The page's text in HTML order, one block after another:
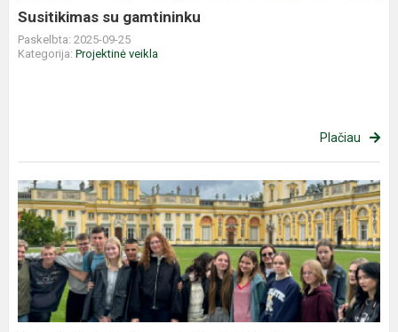
Susitikimas su gamtininku
Paskelbta: 2025-09-25
Kategorija: Projektinė veikla
Plačiau
Kalbų
lyderių
klubo
narių
išvyka
į
Varšuvą